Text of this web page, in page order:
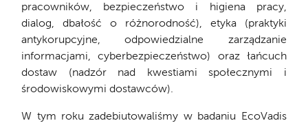
pracowników, bezpieczeństwo i higiena pracy,
dialog, dbałość o różnorodność), etyka (praktyki
antykorupcyjne, odpowiedzialne zarządzanie
informacjami, cyberbezpieczeństwo) oraz łańcuch
dostaw (nadzór nad kwestiami społecznymi i
środowiskowymi dostawców).
W tym roku zadebiutowaliśmy w badaniu EcoVadis